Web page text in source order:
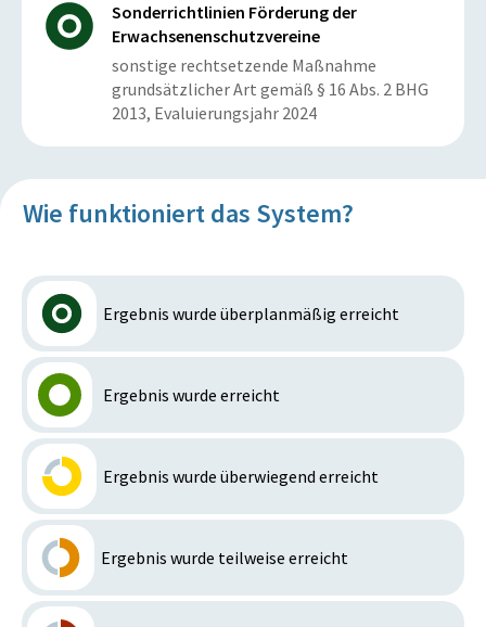
Sonderrichtlinien Förderung der
Erwachsenenschutzvereine
sonstige rechtsetzende Maßnahme
grundsätzlicher Art gemäß § 16 Abs. 2 BHG
2013, Evaluierungsjahr 2024
Wie funktioniert das System?
Ergebnis wurde überplanmäßig erreicht
Ergebnis wurde erreicht
Ergebnis wurde überwiegend erreicht
Ergebnis wurde teilweise erreicht